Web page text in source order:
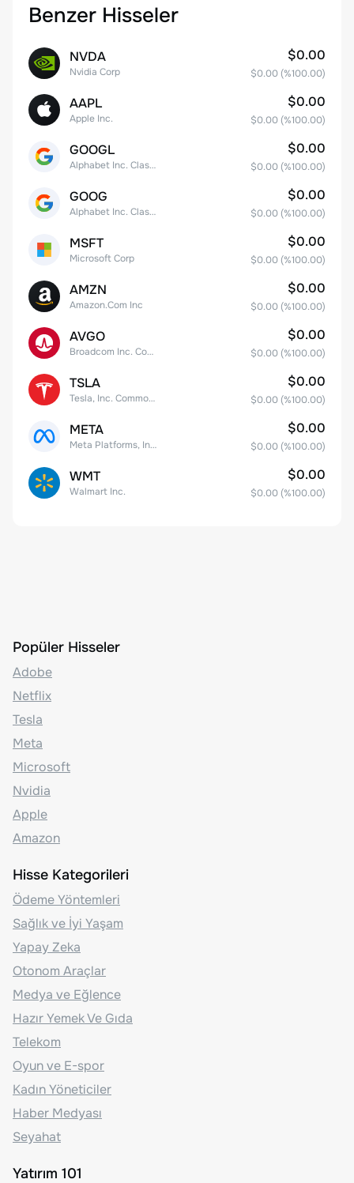
Benzer Hisseler
NVDA
Nvidia Corp
$0.00
$0.00 (%100.00)
AAPL
Apple Inc.
$0.00
$0.00 (%100.00)
GOOGL
Alphabet Inc. Class A Common Stock
$0.00
$0.00 (%100.00)
GOOG
Alphabet Inc. Class C Capital Stock
$0.00
$0.00 (%100.00)
MSFT
Microsoft Corp
$0.00
$0.00 (%100.00)
AMZN
Amazon.Com Inc
$0.00
$0.00 (%100.00)
AVGO
Broadcom Inc. Common Stock
$0.00
$0.00 (%100.00)
TSLA
Tesla, Inc. Common Stock
$0.00
$0.00 (%100.00)
META
Meta Platforms, Inc. Class A Common Stock
$0.00
$0.00 (%100.00)
WMT
Walmart Inc.
$0.00
$0.00 (%100.00)
Popüler Hisseler
Adobe
Netflix
Tesla
Meta
Microsoft
Nvidia
Apple
Amazon
Hisse Kategorileri
Ödeme Yöntemleri
Sağlık ve İyi Yaşam
Yapay Zeka
Otonom Araçlar
Medya ve Eğlence
Hazır Yemek Ve Gıda
Telekom
Oyun ve E-spor
Kadın Yöneticiler
Haber Medyası
Seyahat
Yatırım 101